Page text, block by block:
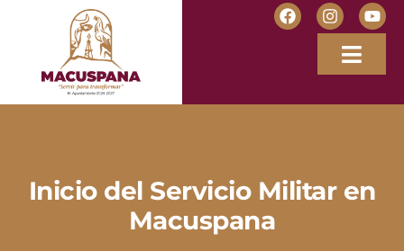
Inicio del Servicio Militar en
Macuspana